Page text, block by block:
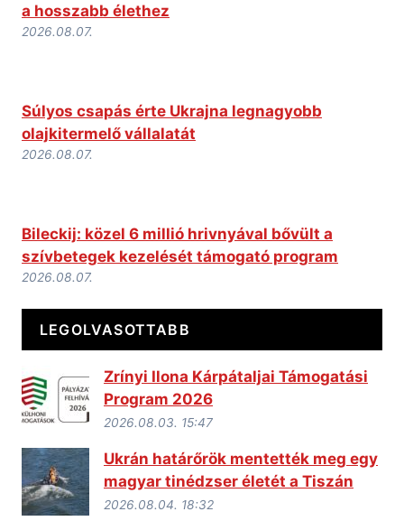
a hosszabb élethez
2026.08.07.
Súlyos csapás érte Ukrajna legnagyobb
olajkitermelő vállalatát
2026.08.07.
Bileckij: közel 6 millió hrivnyával bővült a
szívbetegek kezelését támogató program
2026.08.07.
LEGOLVASOTTABB
Zrínyi Ilona Kárpátaljai Támogatási
Program 2026
2026.08.03. 15:47
Ukrán határőrök mentették meg egy
magyar tinédzser életét a Tiszán
2026.08.04. 18:32